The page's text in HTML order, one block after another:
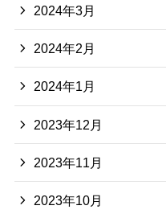
2024年3月
2024年2月
2024年1月
2023年12月
2023年11月
2023年10月